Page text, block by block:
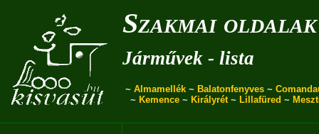
Szakmai oldalak
Járművek - lista
~ Almamellék ~ Balatonfenyves ~
~ Kemence~ Királyrét~ Lillafüred ~